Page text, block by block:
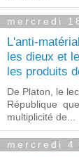
mercredi
L'anti-
les dieux et
les produits
De Platon, le
République
multiplicité de...
mercredi 4